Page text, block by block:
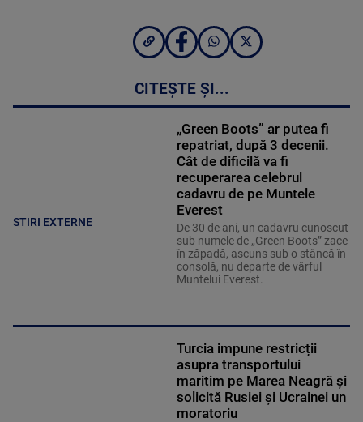
CITEȘTE ȘI...
STIRI EXTERNE
„Green Boots” ar putea fi
repatriat, după 3 decenii.
Cât de dificilă va fi
recuperarea celebrul
cadavru de pe Muntele
Everest
De 30 de ani, un cadavru cunoscut
sub numele de „Green Boots” zace
în zăpadă, ascuns sub o stâncă în
consolă, nu departe de vârful
Muntelui Everest.
Turcia impune restricții
asupra transportului
maritim pe Marea Neagră și
solicită Rusiei și Ucrainei un
moratoriu